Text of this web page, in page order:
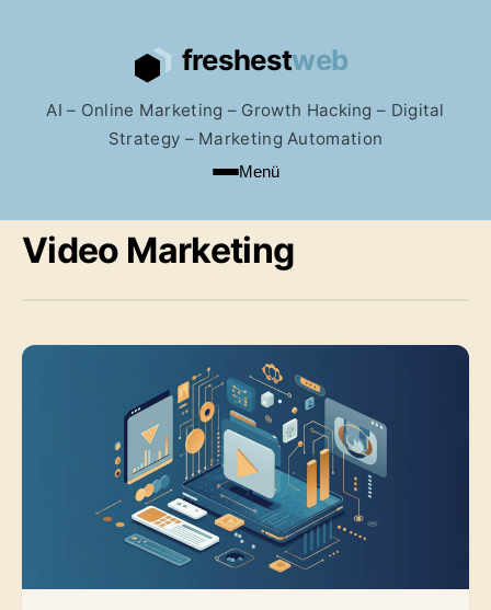
AI – Online Marketing – Growth Hacking – Digital
Strategy – Marketing Automation
Menü
Video Marketing